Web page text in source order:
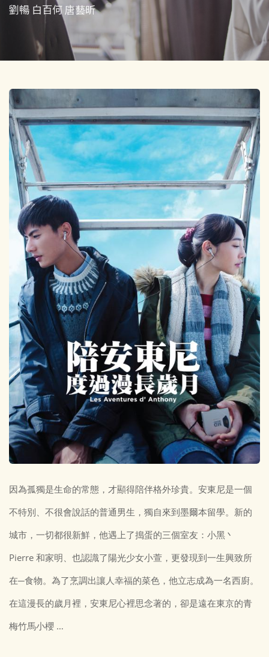
劉暢 白百何 唐藝昕
因為孤獨是生命的常態，才顯得陪伴格外珍貴。安東尼是一個
不特別、不很會說話的普通男生，獨自來到墨爾本留學。新的
城市，一切都很新鮮，他遇上了搗蛋的三個室友：小黑丶
Pierre 和家明、也認識了陽光少女小萱，更發現到一生興致所
在─食物。為了烹調出讓人幸福的菜色，他立志成為一名西廚。
在這漫長的歲月裡，安東尼心裡思念著的，卻是遠在東京的青
梅竹馬小櫻 …